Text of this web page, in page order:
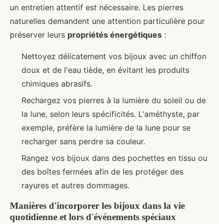
un entretien attentif est nécessaire. Les pierres
naturelles demandent une attention particulière pour
préserver leurs propriétés énergétiques :
Nettoyez délicatement vos bijoux avec un chiffon
doux et de l'eau tiède, en évitant les produits
chimiques abrasifs.
Rechargez vos pierres à la lumière du soleil ou de
la lune, selon leurs spécificités. L'améthyste, par
exemple, préfère la lumière de la lune pour se
recharger sans perdre sa couleur.
Rangez vos bijoux dans des pochettes en tissu ou
des boîtes fermées afin de les protéger des
rayures et autres dommages.
Manières d'incorporer les bijoux dans la vie
quotidienne et lors d'événements spéciaux